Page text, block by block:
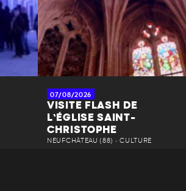
07/08/2026
VISITE FLASH DE
L’ÉGLISE SAINT-
CHRISTOPHE
NEUFCHÂTEAU (88) • CULTURE